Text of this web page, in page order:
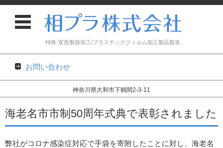
特殊·変形製袋加工/プラスチックフィルム加工製品製造
お問い合わせ
神奈川県大和市下鶴間2-3-11
コンテンツに移動
海老名市市制50周年式典で表彰されました
弊社がコロナ感染症対応で手袋を寄附したことに対し、海老名